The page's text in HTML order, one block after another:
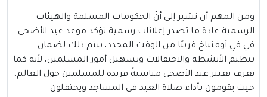
ومن المهم أن نشير إلى أنّ الحكومات المسلمة والهيئات
الرسمية عادة ما تصدر إعلانات رسمية تؤكد موعد عيد الأضحى
في في أوفنباخ قريبًا من الوقت المحدد، ييتم ذلك لضمان
تنظيم الأنشطة والاحتفالات وتسهيل أمور المسلمين، لأنه كما
نعرف يعتبر عيد الأضحى مناسبةً فريدة للمسلمين حول العالم،
حيث يقومون بأداء صلاة العيد في المساجد ويحتفلون